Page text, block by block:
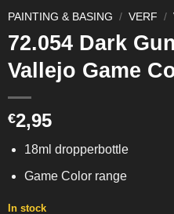
PAINTING & BASING / VERF /
72.054 Dark
Vallejo Game
€2,95
18ml dropperbottle
Game Color range
In stock